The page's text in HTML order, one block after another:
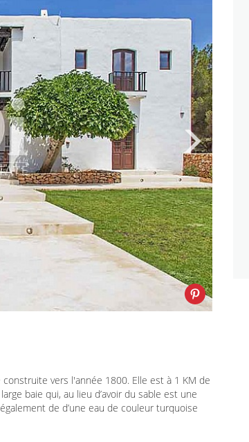
vers l'année 1800. Elle est à 1 KM de
baie qui, au lieu d’avoir du sable est une
de d’une eau de couleur turquoise